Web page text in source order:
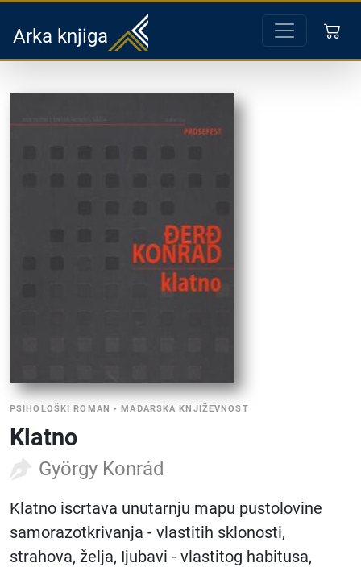
Arka knjiga
PSIHOLOŠKI ROMAN •MAĐARSKA KNJIŽEVNOST
Klatno
György Konrád
Klatno iscrtava unutarnju mapu pustolovine
samorazotkrivanja - vlastitih sklonosti,
strahova, želja, Ijubavi - vlastitog habitusa,